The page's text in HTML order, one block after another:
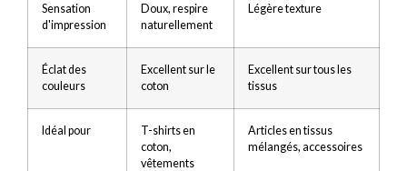
Sensation
d'impression
Doux, respire
naturellement
Légère texture
Éclat des
couleurs
Excellent sur le
coton
Excellent sur tous les
tissus
Idéal pour
T-shirts en
coton,
vêtements
Articles en tissus
mélangés, accessoires